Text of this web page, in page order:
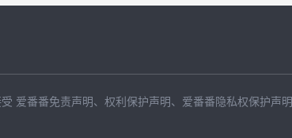
爱番番免责声明 、 权利保护声明 、 爱番番隐私权保护声明